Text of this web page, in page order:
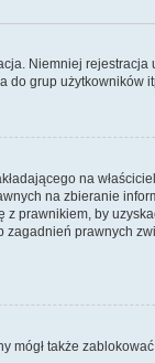
Niemniej
grup
na
na zbieranie
prawnikiem, by
prawnych
mógł także